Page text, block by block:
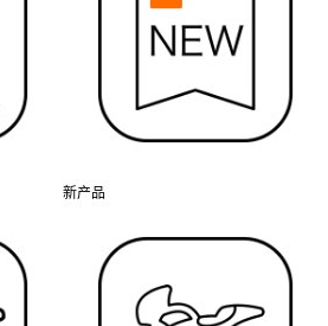
新产品